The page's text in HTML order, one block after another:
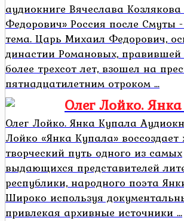
аудиокниге Вячеслава
Федорович» Россия после Смуты
тема. Царь Михаил Федорович,
династии Романовых, правившей
более трехсот лет, взошел на
пятнадцатилетним отроком ...
Олег Лойко.
Олег Лойко. Янка Купала
Лойко «Янка Купала»
творческий путь одного из самых
выдающихся представителей
республики, народного поэта
Широко используя
привлекая архивные источники ...